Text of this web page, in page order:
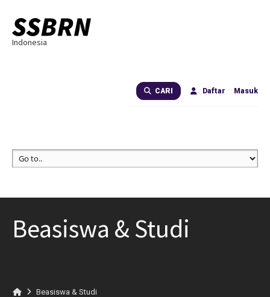
Indonesia
CARI Daftar Masuk
Beasiswa & Studi
Beasiswa & Studi